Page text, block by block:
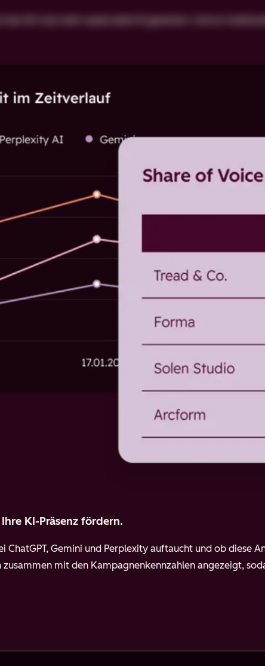
KI-Präsenz fördern.
ChatGPT, Gemini und Perplexity auftaucht und ob diese
mit den Kampagnenkennzahlen angezeigt,